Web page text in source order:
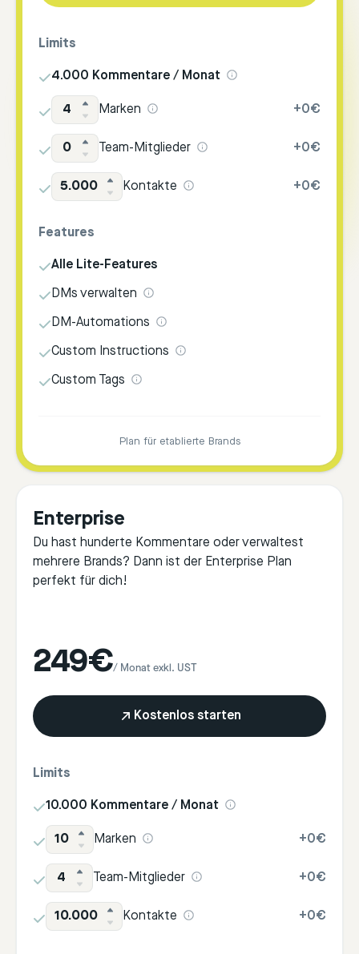
Limits
4.000 Kommentare / Monat
4 Marken +0€
0 Team-Mitglieder +0€
5.000 Kontakte +0€
Features
Alle Lite-Features
DMs verwalten
DM-Automations
Custom Instructions
Custom Tags
Plan für etablierte Brands
Enterprise
Du hast hunderte Kommentare oder verwaltest
mehrere Brands? Dann ist der Enterprise Plan
perfekt für dich!
249€/ Monat exkl. UST
Kostenlos starten
Limits
10.000 Kommentare / Monat
10 Marken +0€
4 Team-Mitglieder +0€
10.000 Kontakte +0€